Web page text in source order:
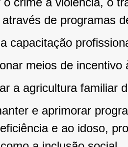
de programas
capacitação
meios de
a agricultura familiar
e aprimorar
e ao idoso,